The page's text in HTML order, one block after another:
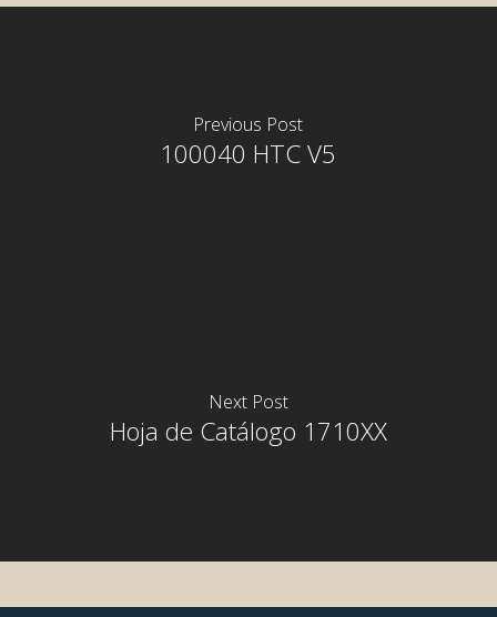
Previous Post
100040 HTC V5
Next Post
Hoja de Catálogo 1710XX